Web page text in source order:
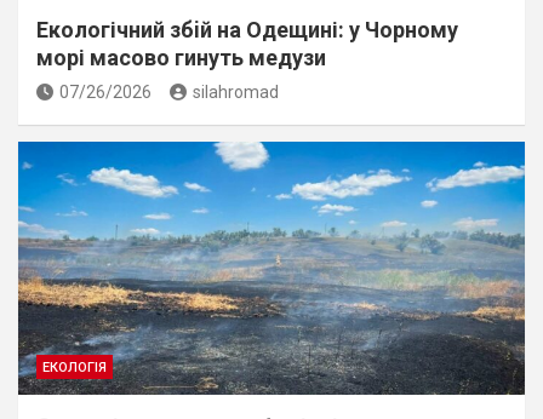
Екологічний збiй на Одещині: у Чорному
морі масово гинуть медузи
07/26/2026 silahromad
ЕКОЛОГІЯ